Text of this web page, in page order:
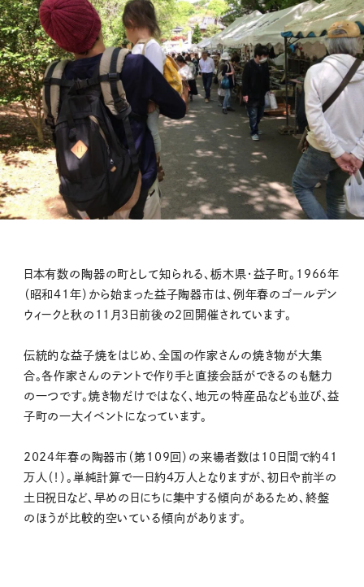
日本有数の陶器の町として知られる、栃木県・益子町。1966年
（昭和41年）から始まった益子陶器市は、例年春のゴールデン
ウィークと秋の11月3日前後の2回開催されています。
伝統的な益子焼をはじめ、全国の作家さんの焼き物が大集
合。各作家さんのテントで作り手と直接会話ができるのも魅力
の一つです。焼き物だけではなく、地元の特産品なども並び、益
子町の一大イベントになっています。
2024年春の陶器市（第109回）の来場者数は10日間で約41
万人（！）。単純計算で一日約4万人となりますが、初日や前半の
土日祝日など、早めの日にちに集中する傾向があるため、終盤
のほうが比較的空いている傾向があります。